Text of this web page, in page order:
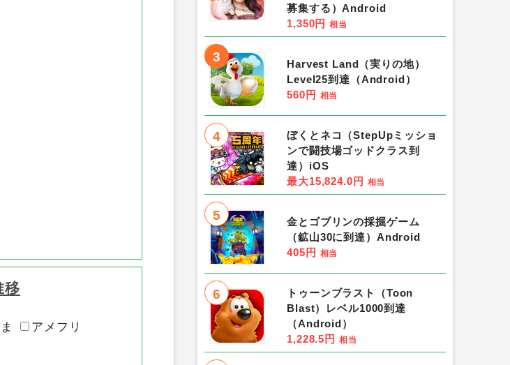
募集する）Android
1,350円 相当
3
Harvest Land（実りの地）
Level25到達（Android）
560円 相当
4
ぼくとネコ（StepUpミッショ
ンで闘技場ゴッドクラス到
達）iOS
最大15,824.0円 相当
5
金とゴブリンの採掘ゲーム
（鉱山30に到達）Android
405円 相当
6
トゥーンブラスト（Toon
Blast）レベル1000到達
（Android）
1,228.5円 相当